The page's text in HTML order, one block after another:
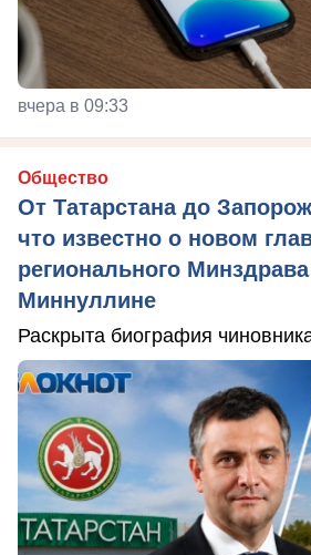
вчера в 09:33
Общество
От Татарстана до
что известно о новом
регионального
Миннуллине
Раскрыта биография